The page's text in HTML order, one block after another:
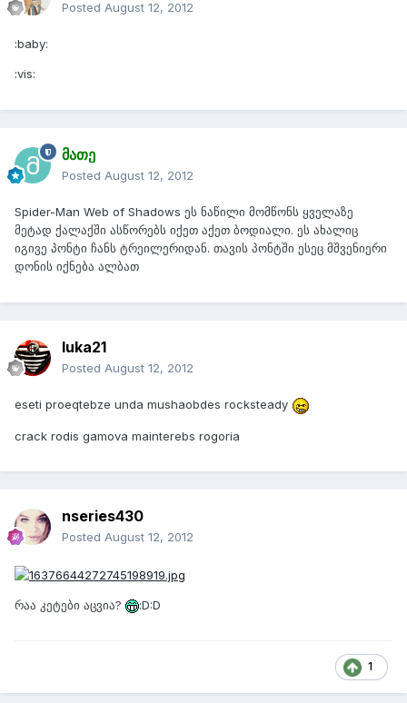
Posted August 12, 2012
:baby:
:vis:
მათე
Posted August 12, 2012
Spider-Man Web of Shadows ეს ნაწილი მომწონს ყველაზე
მეტად ქალაქში ასწორებს იქეთ აქეთ ბოდიალი. ეს ახალიც
იგივე პონტი ჩანს ტრეილერიდან. თავის პონტში ესეც მშვენიერი
დონის იქნება ალბათ
luka21
Posted August 12, 2012
eseti proeqtebze unda mushaobdes rocksteady
crack rodis gamova mainterebs rogoria
nseries430
Posted August 12, 2012
რაა კეტები აცვია? :D:D
1